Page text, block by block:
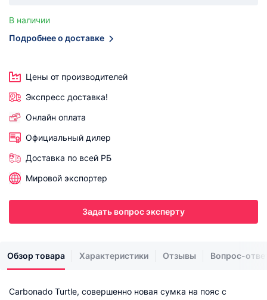
В наличии
Подробнее о доставке
Цены от производителей
Экспресс доставка!
Онлайн оплата
Официальный дилер
Доставка по всей РБ
Мировой экспортер
Задать вопрос эксперту
Обзор товара Характеристики Отзывы Вопрос-
Carbonado Turtle, совершенно новая сумка на пояс с